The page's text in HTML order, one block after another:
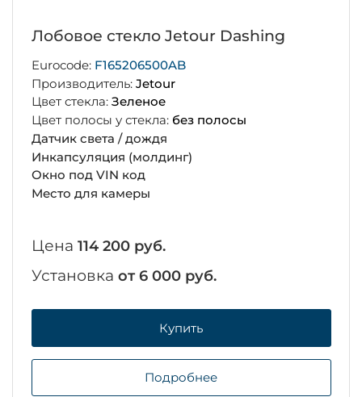
Лобовое стекло Jetour Dashing
Eurocode: F165206500AB
Производитель: Jetour
Цвет стекла: Зеленое
Цвет полосы у стекла: без полосы
Датчик света / дождя
Инкапсуляция (молдинг)
Окно под VIN код
Место для камеры
Цена 114 200 руб.
Установка от 6 000 руб.
Купить
Подробнее